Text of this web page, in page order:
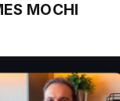
MOCHI